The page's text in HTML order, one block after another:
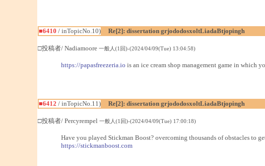
■6410 / inTopicNo.10)
Re[2]: dissertation grjododosxoltLiadaBtjopingh
□投稿者/ Nadiamoore 一般人(1回)-(2024/04/09(Tue) 13:04:58)
https://papasfreezeria.io is an ice cream shop management game in which
■6412 / inTopicNo.11)
Re[2]: dissertation grjododosxoltLiadaBtjopingh
□投稿者/ Percyrempel 一般人(1回)-(2024/04/09(Tue) 17:00:18)
Have you played Stickman Boost? overcoming thousands of obstacles to
https://stickmanboost.com